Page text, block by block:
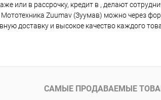
или в рассрочку, кредит в , делают
Мототехника Zuumav (Зуумав) можно через
доставку и высокое качество каждого
САМЫЕ ПРОДАВАЕМЫЕ